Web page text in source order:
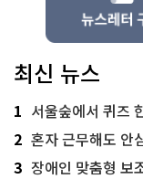
최신 뉴스
1 서울숲에서 퀴즈
2 혼자 근무해도 안
3 장애인 맞춤형 보조